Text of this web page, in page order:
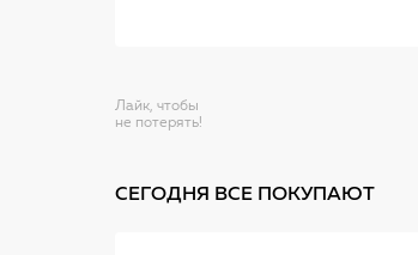
Лайк, чтобы
не потерять!
СЕГОДНЯ ВСЕ ПОКУПАЮТ